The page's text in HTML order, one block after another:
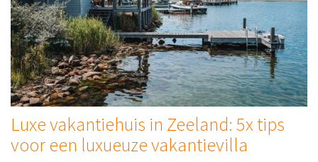
Luxe vakantiehuis in Zeeland: 5x tips
voor een luxueuze vakantievilla